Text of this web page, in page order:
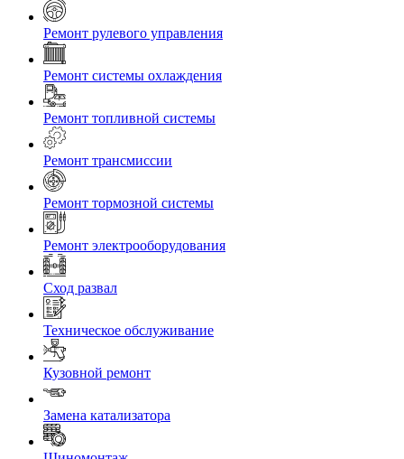
Ремонт рулевого управления
Ремонт системы охлаждения
Ремонт топливной системы
Ремонт трансмиссии
Ремонт тормозной системы
Ремонт электрооборудования
Сход развал
Техническое обслуживание
Кузовной ремонт
Замена катализатора